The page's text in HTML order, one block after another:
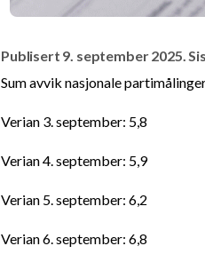
Publisert 9. september 2025.
Sum avvik nasjonale
Verian 3. september: 5,8
Verian 4. september: 5,9
Verian 5. september: 6,2
Verian 6. september: 6,8